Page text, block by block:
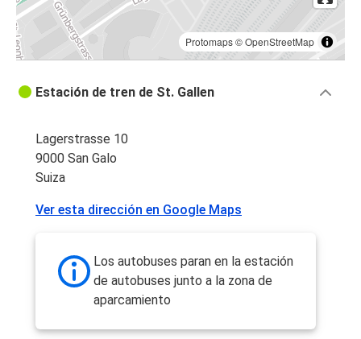
Protomaps©OpenStreetMap
Estación de tren de St. Gallen
Lagerstrasse 10
9000 San Galo
Suiza
Ver esta dirección en Google Maps
Los autobuses paran en la estación
de autobuses junto a la zona de
aparcamiento